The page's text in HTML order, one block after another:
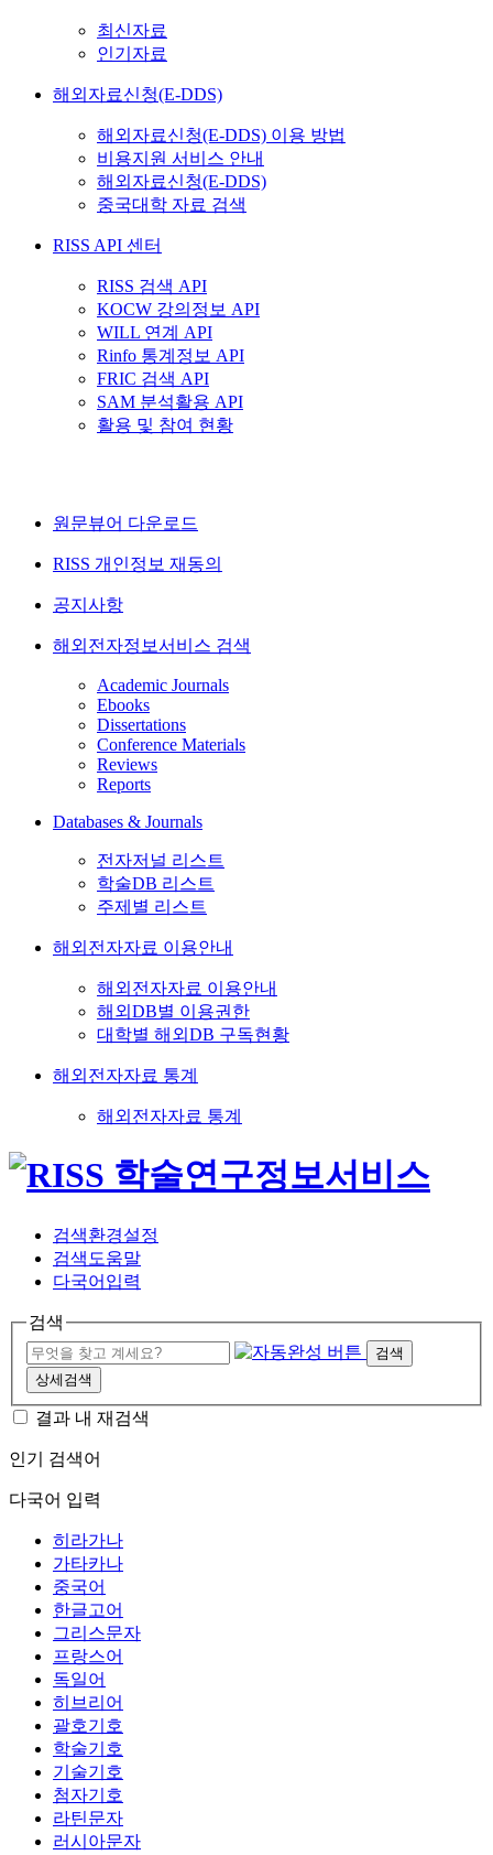
최신자료
인기자료
해외자료신청(E-DDS)
해외자료신청(E-DDS) 이용 방법
비용지원 서비스 안내
해외자료신청(E-DDS)
중국대학 자료 검색
RISS API 센터
RISS 검색 API
KOCW 강의정보 API
WILL 연계 API
Rinfo 통계정보 API
FRIC 검색 API
SAM 분석활용 API
활용 및 참여 현황
원문뷰어 다운로드
RISS 개인정보 재동의
공지사항
해외전자정보서비스 검색
Academic Journals
Ebooks
Dissertations
Conference Materials
Reviews
Reports
Databases & Journals
전자저널 리스트
학술DB 리스트
주제별 리스트
해외전자자료 이용안내
해외전자자료 이용안내
해외DB별 이용권한
대학별 해외DB 구독현황
해외전자자료 통계
해외전자자료 통계
검색환경설정
검색도움말
다국어입력
검색
검색
상세검색
결과 내 재검색
인기 검색어
다국어 입력
히라가나
가타카나
중국어
한글고어
그리스문자
프랑스어
독일어
히브리어
괄호기호
학술기호
기술기호
첨자기호
라틴문자
러시아문자